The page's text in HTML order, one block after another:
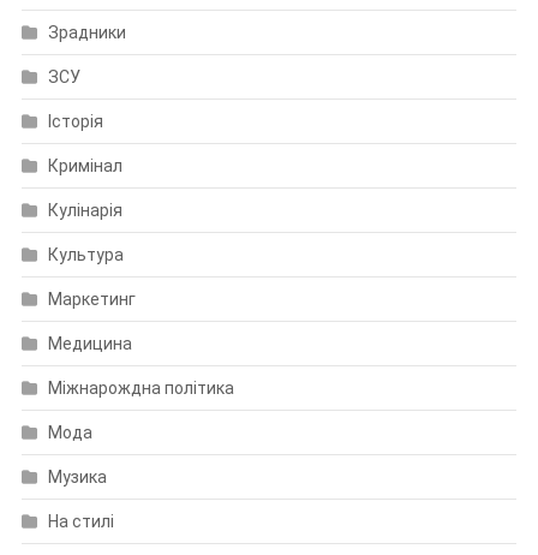
Зрадники
ЗСУ
Історія
Кримінал
Кулінарія
Культура
Маркетинг
Медицина
Міжнарождна політика
Мода
Музика
На стилі